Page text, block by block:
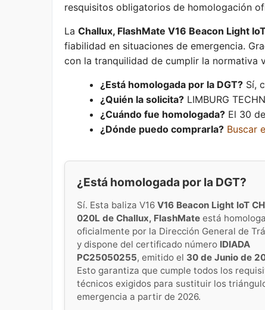
resquisitos obligatorios de homologación
La Challux, FlashMate V16 Beacon Light
fiabilidad en situaciones de emergencia.
con la tranquilidad de cumplir la normativa
¿Está homologada por la DGT? Sí,
¿Quién la solicita? LIMBURG
¿Cuándo fue homologada? El 30
¿Dónde puedo comprarla? Buscar
¿Está homologada por la DGT?
Sí. Esta baliza V16 V16 Beacon Light IoT
020L de Challux, FlashMate está
oficialmente por la Dirección General de
y dispone del certificado número IDIADA
PC25050255, emitido el 30 de Junio de
Esto garantiza que cumple todos los
técnicos exigidos para sustituir los
emergencia a partir de 2026.